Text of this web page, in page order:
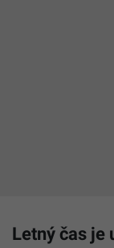
Letný čas je